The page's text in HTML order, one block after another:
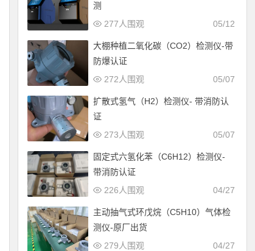
测
05/12
277人围观
大棚种植二氧化碳（CO2）检测仪-带
防爆认证
05/07
272人围观
扩散式氢气（H2）检测仪- 带消防认
证
05/07
273人围观
固定式六氢化苯（C6H12）检测仪-
带消防认证
04/27
226人围观
主动抽气式环戊烷（C5H10）气体检
测仪-原厂出货
04/27
279人围观